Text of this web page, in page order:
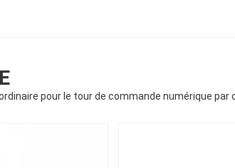
pour le tour de commande numérique par